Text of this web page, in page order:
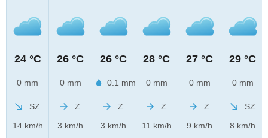
24 °C
0 mm
SZ
14 km/h
26 °C
0 mm
Z
3 km/h
26 °C
0.1 mm
Z
3 km/h
28 °C
0 mm
Z
11 km/h
27 °C
0 mm
Z
9 km/h
29 °C
0 mm
SZ
8 km/h